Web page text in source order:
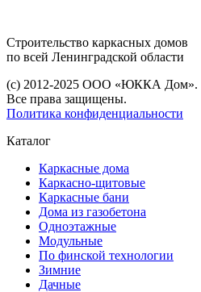
Строительство каркасных дoмoв
по всей Ленинградской области
(с) 2012-2025 ООО «ЮККА Дoм».
Все права защищены.
Политика конфиденциальности
Каталог
Каркасные дома
Каркасно-щитовые
Каркасные бани
Дома из газобетона
Одноэтажные
Модульные
По финской технологии
Зимние
Дачные